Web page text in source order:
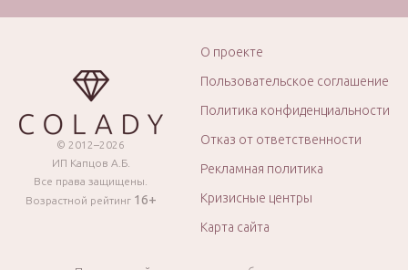
© 2012–2026
ИП Капцов А.Б.
Все права защищены.
Возрастной рейтинг 16+
О проекте
Пользовательское соглашение
Политика конфиденциальности
Отказ от ответственности
Рекламная политика
Кризисные центры
Карта сайта